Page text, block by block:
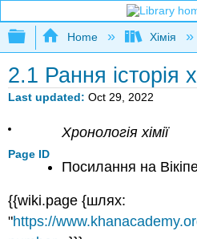
Expand/collapse
Home Хімія
2.1 Рання історія
Last updated Oct 29, 2022
Page ID
Хронологія хімії
Посилання на
{{wiki.page {шлях:
"https://